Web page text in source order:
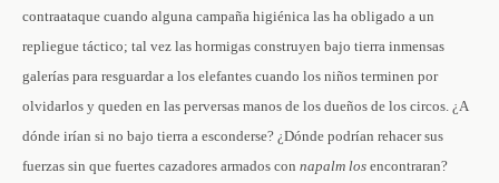
contraataque cuando alguna campaña higiénica las ha obligado a un
repliegue táctico; tal vez las hormigas construyen bajo tierra inmensas
galerías para resguardar a los elefantes cuando los niños terminen por
olvidarlos y queden en las perversas manos de los dueños de los circos. ¿A
dónde irían si no bajo tierra a esconderse? ¿Dónde podrían rehacer sus
fuerzas sin que fuertes cazadores armados con napalm los encontraran?